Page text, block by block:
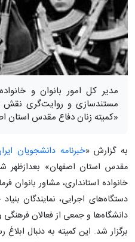
مدیر کل امور بانوان و
مستندسازی و روایت‌گری نقش
«کمیته زنان دفاع مقدس استان
به گزارش «خبرنامه دانشجویان
مقدس استان اصفهان» بعدازظهر
خانواده استانداری، مشاور بانوان
دستگاه‌های اجرایی، نمایندگان
دانشگاه‌ها و جمعی از فعالان
برگزار شد. این کمیته به دنبال